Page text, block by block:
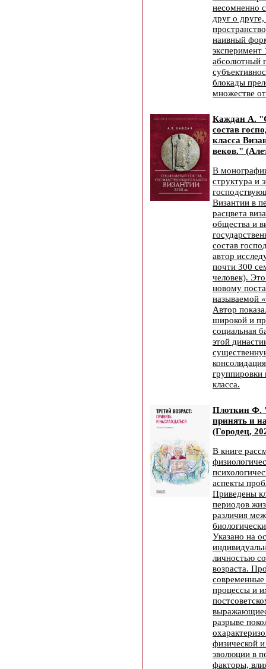
несомненно
друг о
наивный
эксперимент
абсолютный
блокады
множестве
Каждан А.
состав
класса
веков."
В
структура и
Византии в
расцвета
общества и
состав
автор
почти 300
человек).
новому
называемой
Автор
широкой и
социальная
этой
группировки
класса.
Плоткин Ф.
принять и
(Городец,
В книге
аспекты
Приведены
периодов
различия
Указано на
личностью
возраста.
процессы и
разрыве
физической
эволюции в
факторы,